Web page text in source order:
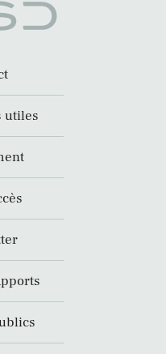
utiles